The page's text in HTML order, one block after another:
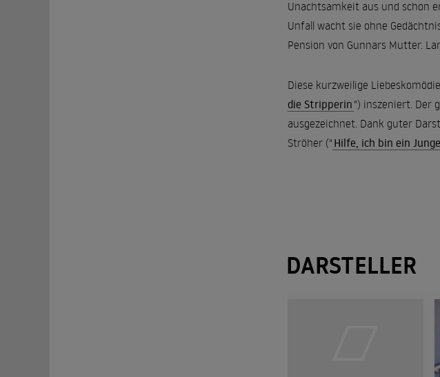
Unachtsamkeit aus und schon
Unfall wacht sie ohne
Pension von Gunnars Mutter.
Diese kurzweilige
die Stripperin ") inszeniert. Der
ausgezeichnet. Dank guter
Ströher (" Hilfe, ich bin ein
DARSTELLER